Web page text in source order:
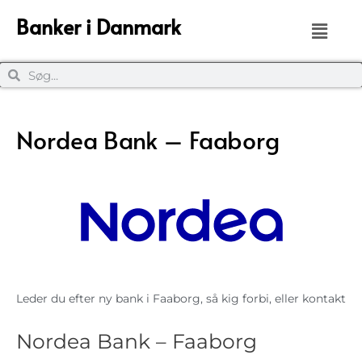
Banker i Danmark
Nordea Bank – Faaborg
Leder du efter ny bank i Faaborg, så kig forbi, eller kontakt
Nordea Bank – Faaborg